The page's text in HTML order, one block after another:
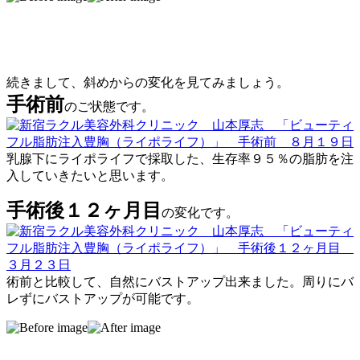
続きまして、斜めからの変化を見てみましょう。
手術前のご状態です。
乳腺下にライポライフで採取した、生存率９５％の脂肪を注
入していきたいと思います。
手術後１２ヶ月目 の変化です。
術前と比較して、自然にバストアップ出来ました。周りにバ
レずにバストアップが可能です。